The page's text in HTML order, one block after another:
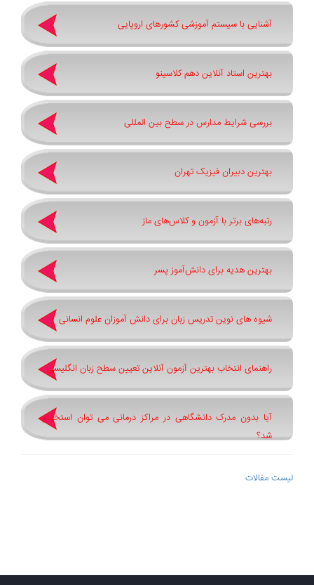
آشنایی با سیستم آموزشی کشورهای اروپایی
بهترین استاد آنلاین دهم کلاسینو
بررسی شرایط مدارس در سطح بین المللی
بهترین دبیران فیزیک تهران
رتبه‌های برتر با آزمون و کلاس‌های ماز
بهترین هدیه برای دانش‌آموز پسر
شیوه های نوین تدریس زبان برای دانش آموزان علوم انسانی
راهنمای انتخاب بهترین آزمون آنلاین تعیین سطح زبان انگلیسی
آیا بدون مدرک دانشگاهی در مراکز درمانی می توان استخدام
شد؟
لیست مقالات